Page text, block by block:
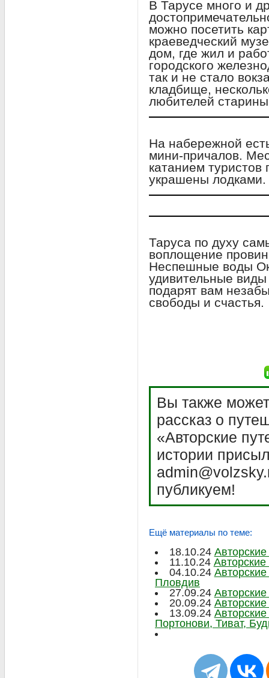
В Тарусе много и
можно посетить
краеведческий
дом, где жил и
городского
так и не стало
кладбище,
любителей
На набережной
мини-причалов.
катанием
украшены лодками.
Таруса по духу
воплощение
Неспешные воды
удивительные
подарят вам
свободы и счастья.
Вы также
рассказ о
«Авторские
истории
публикуем!
Ещё материалы по теме:
18.10.24
11.10.24
04.10.24
Пловдив
27.09.24
20.09.24
13.09.24
Портонови, Тиват,